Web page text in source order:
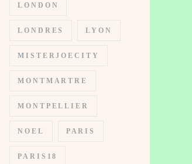
LONDON
LONDRES LYON
MISTERJOECITY
MONTMARTRE
MONTPELLIER
NOEL PARIS
PARIS18